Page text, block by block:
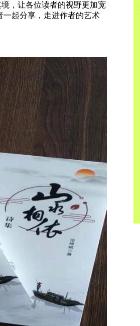
，让各位读者的视野更加宽
一起分享，走进作者的艺术